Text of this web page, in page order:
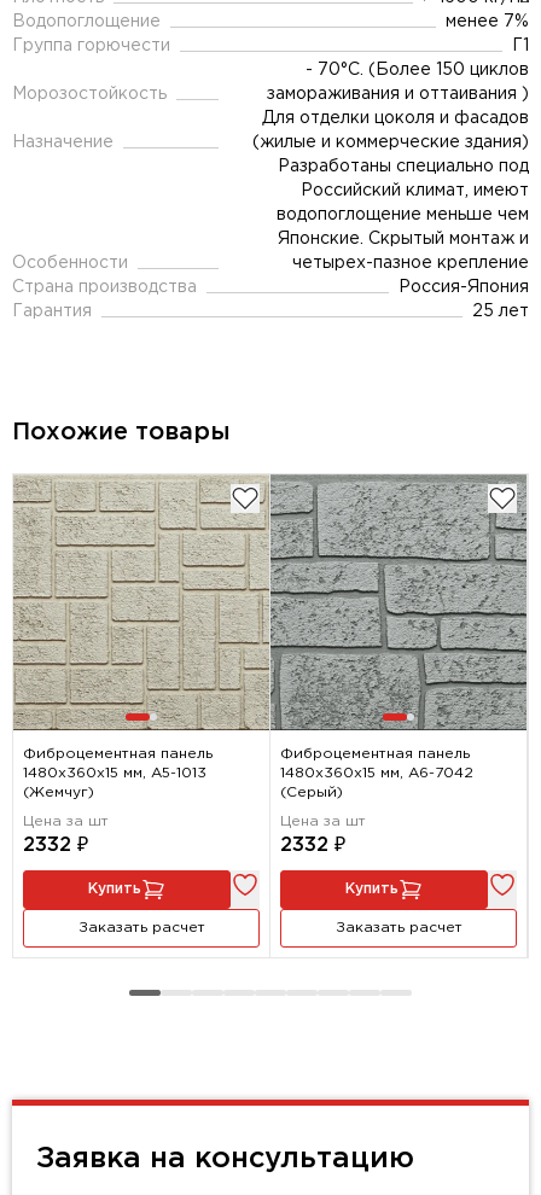
Водопоглощение
менее 7%
Группа горючести
Морозостойкость
- 70°C. (Более 150 циклов
замораживания и оттаивания )
Назначение
Для отделки цоколя и фасадов
(жилые и коммерческие здания)
Особенности
Разработаны специально под
Российский климат, имеют
водопоглощение меньше чем
Японские. Скрытый монтаж и
четырех-пазное крепление
Страна производства
Россия-Япония
Гарантия
25 лет
Похожие товары
Фиброцементная панель
1480х360х15 мм, A5-1013
(Жемчуг)
Цена за шт
2332 ₽
Купить
Заказать расчет
Фиброцементная панель
1480х360х15 мм, A6-7042
(Серый)
Цена за шт
2332 ₽
Купить
Заказать расчет
Заявка на консультацию